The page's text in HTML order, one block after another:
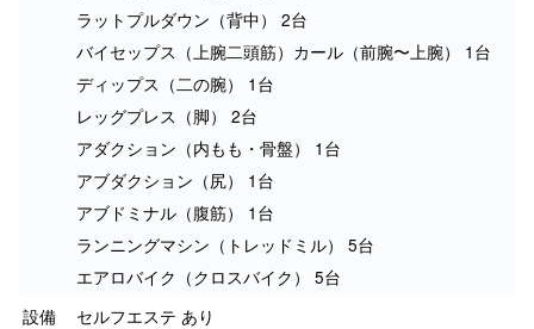
ラットプルダウン（背中） 2台
バイセップス（上腕二頭筋）カール（前腕〜上腕） 1台
ディップス（二の腕） 1台
レッグプレス（脚） 2台
アダクション（内もも・骨盤） 1台
アブダクション（尻） 1台
アブドミナル（腹筋） 1台
ランニングマシン（トレッドミル） 5台
エアロバイク（クロスバイク） 5台
設備
セルフエステ あり